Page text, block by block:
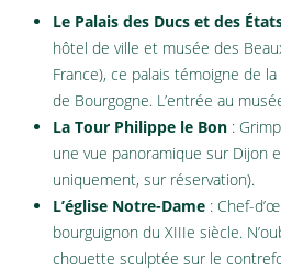
Le Palais des Ducs et des
hôtel de ville et musée des
France), ce palais témoigne de
de Bourgogne. L’entrée au
La Tour Philippe le Bon :
une vue panoramique sur Dijon
uniquement, sur réservation).
L’église Notre-Dame : Chef-
bourguignon du XIIIe siècle.
chouette sculptée sur le